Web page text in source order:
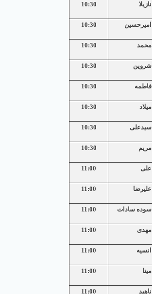
نازیلا 10:30
امیرحسین 10:30
محمد 10:30
شروین 10:30
فاطمه 10:30
میلاد 10:30
سیدعلی 10:30
مریم 10:30
علی 11:00
عليرضا 11:00
سوده سادات 11:00
مهدی 11:00
انسیه 11:00
مینا 11:00
ناهید 11:00